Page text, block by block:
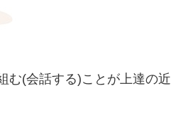
む(会話する)ことが上達の近